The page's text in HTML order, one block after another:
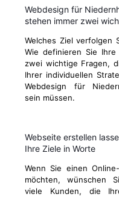
Webdesign für
stehen immer zwei
Welches Ziel verfolgen
Wie definieren Sie
zwei wichtige Fragen,
Ihrer individuellen
Webdesign für
sein müssen.
Webseite erstellen
Ihre Ziele in Worte
Wenn Sie einen
möchten, wünschen
viele Kunden, die